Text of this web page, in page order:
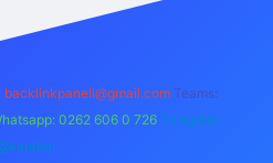
backlinkpaneli@gmail.com Teams:
0262 606 0 726 Telegram: